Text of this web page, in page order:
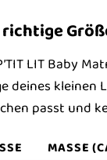
richtige
LIT Baby
deines kleinen
passt und
MASSE